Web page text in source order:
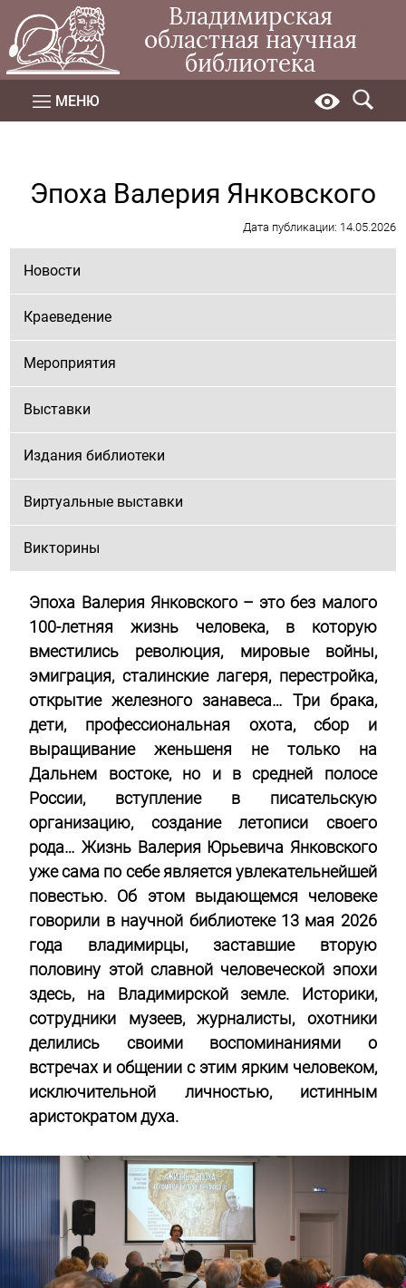
Владимирская
областная научная
библиотека
МЕНЮ
Эпоха Валерия Янковского
Дата публикации: 14.05.2026
Новости
Краеведение
Мероприятия
Выставки
Издания библиотеки
Виртуальные выставки
Викторины
Эпоха Валерия Янковского – это без малого
100-летняя жизнь человека, в которую
вместились революция, мировые войны,
эмиграция, сталинские лагеря, перестройка,
открытие железного занавеса… Три брака,
дети, профессиональная охота, сбор и
выращивание женьшеня не только на
Дальнем востоке, но и в средней полосе
России, вступление в писательскую
организацию, создание летописи своего
рода… Жизнь Валерия Юрьевича Янковского
уже сама по себе является увлекательнейшей
повестью. Об этом выдающемся человеке
говорили в научной библиотеке 13 мая 2026
года владимирцы, заставшие вторую
половину этой славной человеческой эпохи
здесь, на Владимирской земле. Историки,
сотрудники музеев, журналисты, охотники
делились своими воспоминаниями о
встречах и общении с этим ярким человеком,
исключительной личностью, истинным
аристократом духа.